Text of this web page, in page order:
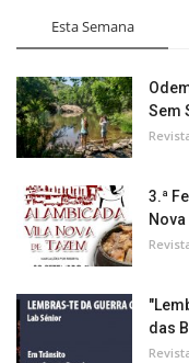
Esta Semana
Sem
3.ª
das